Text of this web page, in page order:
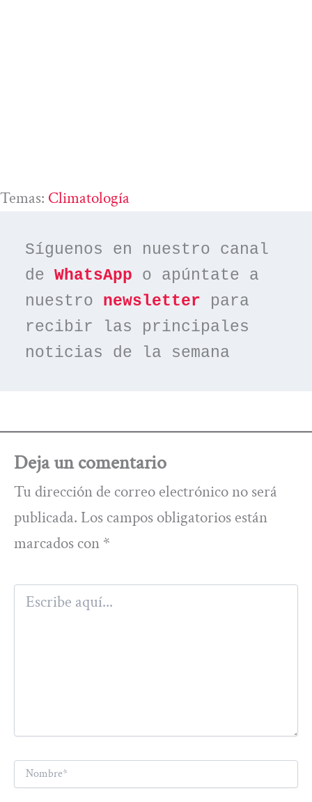
Temas: Climatología
Síguenos en nuestro canal
de WhatsApp o apúntate a
nuestro newsletter para
recibir las principales
noticias de la semana
Deja un comentario
Tu dirección de correo electrónico no será
publicada. Los campos obligatorios están
marcados con *
Escribe
aquí...
Nombre*